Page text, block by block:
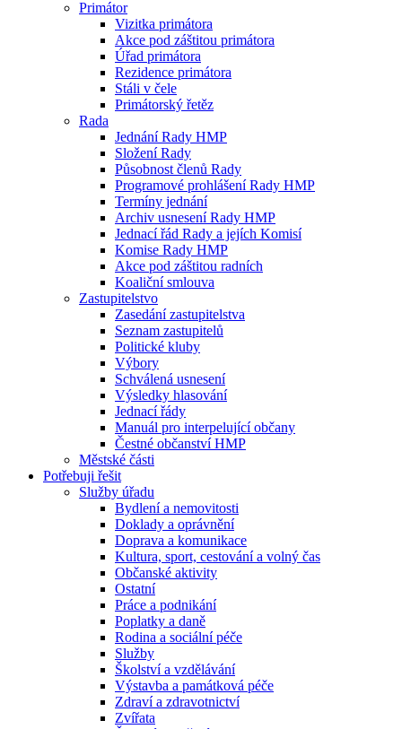
Primátor
Vizitka primátora
Akce pod záštitou primátora
Úřad primátora
Rezidence primátora
Stáli v čele
Primátorský řetěz
Rada
Jednání Rady HMP
Složení Rady
Působnost členů Rady
Programové prohlášení Rady HMP
Termíny jednání
Archiv usnesení Rady HMP
Jednací řád Rady a jejích Komisí
Komise Rady HMP
Akce pod záštitou radních
Koaliční smlouva
Zastupitelstvo
Zasedání zastupitelstva
Seznam zastupitelů
Politické kluby
Výbory
Schválená usnesení
Výsledky hlasování
Jednací řády
Manuál pro interpelující občany
Čestné občanství HMP
Městské části
Potřebuji řešit
Služby úřadu
Bydlení a nemovitosti
Doklady a oprávnění
Doprava a komunikace
Kultura, sport, cestování a volný čas
Občanské aktivity
Ostatní
Práce a podnikání
Poplatky a daně
Rodina a sociální péče
Služby
Školství a vzdělávání
Výstavba a památková péče
Zdraví a zdravotnictví
Zvířata